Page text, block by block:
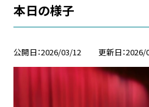
本日の様子
公開日 2026/03/12 更新日 2026/